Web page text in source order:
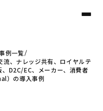
例一覧
、ナレッジ共有、ロイヤルテ
、D2C/EC、メーカー、消費者
）の導入事例